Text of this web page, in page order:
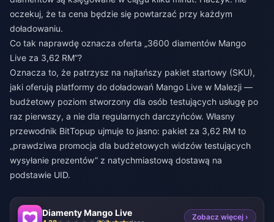
oczekuj, że ta cena będzie się powtarzać przy każdym
doładowaniu.
Co tak naprawdę oznacza oferta „3600 diamentów Mango
Live za 3,62 RM”?
Oznacza to, że patrzysz na najtańszy pakiet startowy (SKU),
jaki oferują platformy do doładowań Mango Live w Malezji —
budżetowy poziom stworzony dla osób testujących usługę po
raz pierwszy, a nie dla regularnych darczyńców. Własny
przewodnik BitTopup ujmuje to jasno: pakiet za 3,62 RM to
„prawdziwa promocja dla budżetowych widzów testujących
wysyłanie prezentów” z natychmiastową dostawą na
podstawie UID.
Diamenty Mango Live Zobacz więcej ›